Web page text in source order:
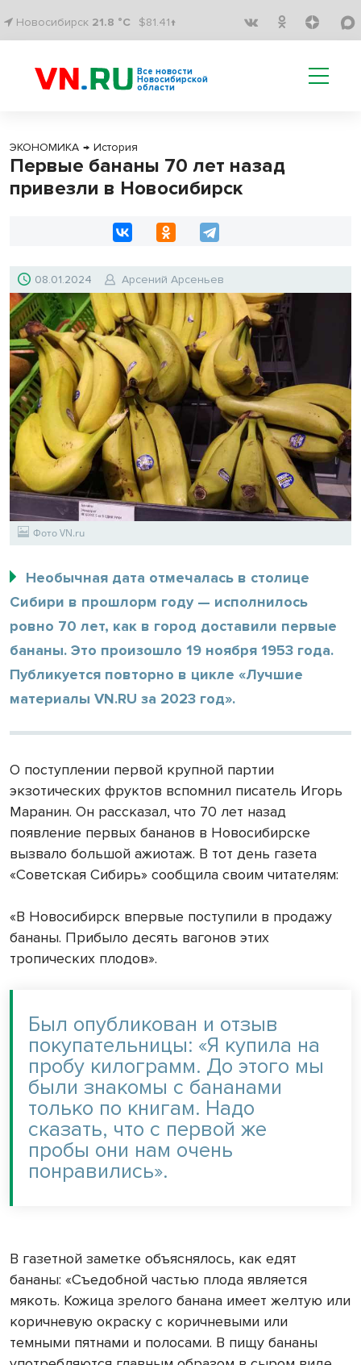
Новосибирск 21.8 °C $81.41↑
Все новости
Новосибирской
области
ЭКОНОМИКА → История
Первые бананы 70 лет назад
привезли в Новосибирск
08.01.2024 Арсений Арсеньев
Фото VN.ru
Необычная дата отмечалась в столице
Сибири в прошлорм году — исполнилось
ровно 70 лет, как в город доставили первые
бананы. Это произошло 19 ноября 1953 года.
Публикуется повторно в цикле «Лучшие
материалы VN.RU за 2023 год».
О поступлении первой крупной партии
экзотических фруктов вспомнил писатель Игорь
Маранин. Он рассказал, что 70 лет назад
появление первых бананов в Новосибирске
вызвало большой ажиотаж. В тот день газета
«Советская Сибирь» сообщила своим читателям:
«В Новосибирск впервые поступили в продажу
бананы. Прибыло десять вагонов этих
тропических плодов».
Был опубликован и отзыв
покупательницы: «Я купила на
пробу килограмм. До этого мы
были знакомы с бананами
только по книгам. Надо
сказать, что с первой же
пробы они нам очень
понравились».
В газетной заметке объяснялось, как едят
бананы: «Съедобной частью плода является
мякоть. Кожица зрелого банана имеет желтую или
коричневую окраску с коричневыми или
темными пятнами и полосами. В пищу бананы